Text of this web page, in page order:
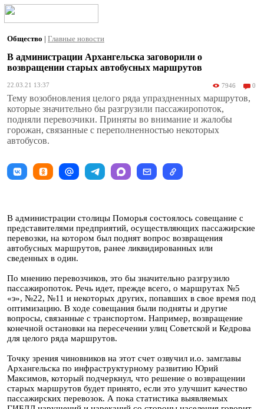
Общество | Главные новости
В администрации Архангельска заговорили о
возвращении старых автобусных маршрутов
22.03.21 13:37 7946 0
Тему возобновления целого ряда упраздненных маршрутов,
которые значительно бы разгрузили пассажиропоток,
подняли перевозчики. Приняты во внимание и жалобы
горожан, связанные с переполненностью некоторых
автобусов.
В администрации столицы Поморья состоялось совещание с
представителями предприятий, осуществляющих пассажирские
перевозки, на котором был поднят вопрос возвращения
автобусных маршрутов, ранее ликвидированных или
сведенных в один.
По мнению перевозчиков, это бы значительно разгрузило
пассажиропоток. Речь идет, прежде всего, о маршрутах №5
«э», №22, №11 и некоторых других, попавших в свое время под
оптимизацию. В ходе совещания были подняты и другие
вопросы, связанные с транспортом. Например, возвращение
конечной остановки на пересечении улиц Советской и Кедрова
для целого ряда маршрутов.
Точку зрения чиновников на этот счет озвучил и.о. замглавы
Архангельска по инфраструктурному развитию Юрий
Максимов, который подчеркнул, что решение о возвращении
старых маршрутов будет принято, если это улучшит качество
пассажирских перевозок. А пока статистика выявляемых